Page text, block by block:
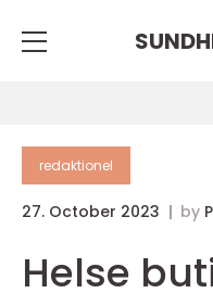
redaktionel
27. October 2023 by
Helse